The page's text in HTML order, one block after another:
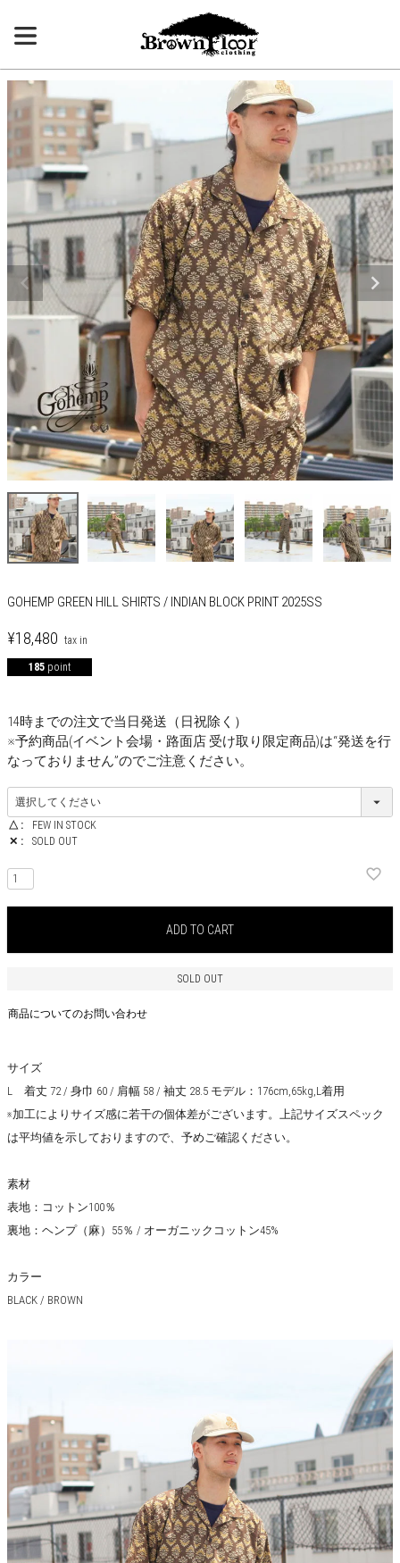
GOHEMP GREEN HILL SHIRTS / INDIAN BLOCK PRINT 2025SS
¥18,480
185 point
14時までの注文で当日発送（日祝除く）
※予約商品(イベント会場・路面店 受け取り限定商品)は“発送を行
なっておりません”のでご注意ください。
△
FEW IN STOCK
✕
SOLD OUT
ADD TO CART
SOLD OUT
商品についてのお問い合わせ
サイズ
L 着丈 72 / 身巾 60 / 肩幅 58 / 袖丈 28.5 モデル：176cm,65kg,L着用
※加工によりサイズ感に若干の個体差がございます。上記サイズスペック
は平均値を示しておりますので、予めご確認ください。
素材
表地：コットン100％
裏地：ヘンプ（麻）55％ / オーガニックコットン45%
カラー
BLACK / BROWN